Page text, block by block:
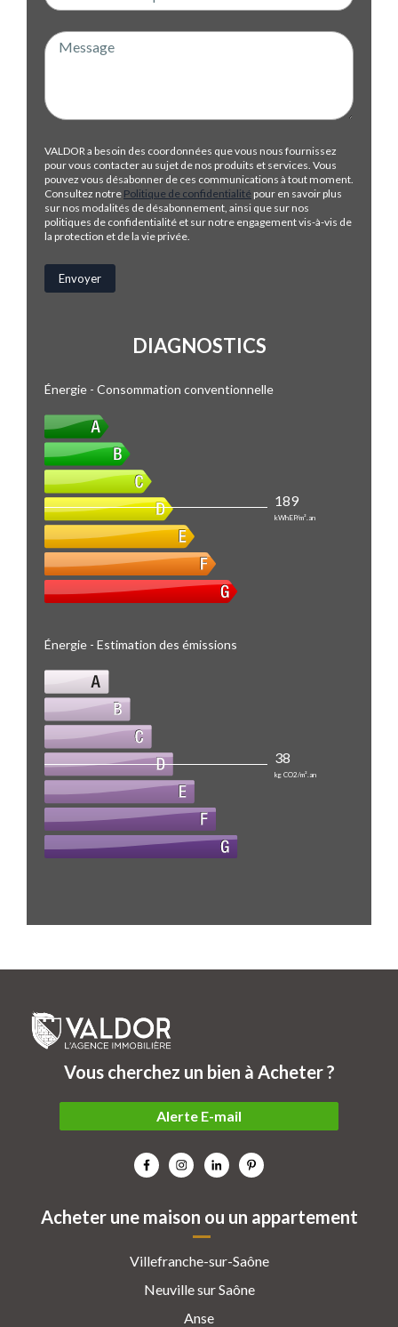
VALDOR a besoin des coordonnées que vous nous fournissez
pour vous contacter au sujet de nos produits et services. Vous
pouvez vous désabonner de ces communications à tout moment.
Consultez notre Politique de confidentialité pour en savoir plus
sur nos modalités de désabonnement, ainsi que sur nos
politiques de confidentialité et sur notre engagement vis-à-vis de
la protection et de la vie privée.
DIAGNOSTICS
Énergie - Consommation conventionnelle
189
kWhEP/m².an
Énergie - Estimation des émissions
38
kg CO2/m².an
Acheter une maison ou un appartement
Villefranche-sur-Saône
Neuville sur Saône
Anse
Vous cherchez un bien à Acheter ?
Alerte E-mail